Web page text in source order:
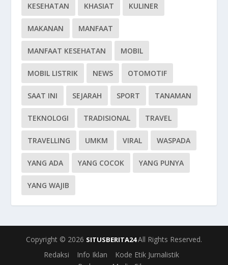
KESEHATAN KHASIAT KULINER
MAKANAN MANFAAT
MANFAAT KESEHATAN MOBIL
MOBIL LISTRIK NEWS OTOMOTIF
SAAT INI SEJARAH SPORT TANAMAN
TEKNOLOGI TRADISIONAL TRAVEL
TRAVELLING UMKM VIRAL WASPADA
YANG ADA YANG COCOK YANG PUNYA
YANG WAJIB
Copyright © 2026 SITUSBERITA24All Rights Reserved.
Redaksi
Info Iklan
Kode Etik Jurnalistik